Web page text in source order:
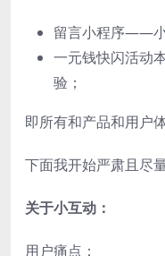
留言小程序——小
一元钱快闪活动
验；
即所有和产品和用户
下面我开始严肃且尽
关于小互动：
用户痛点：